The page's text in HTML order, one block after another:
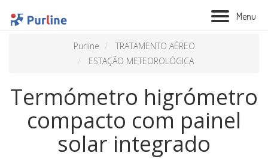
Menu
Purline
TRATAMENTO AÉREO
ESTAÇÃO METEOROLÓGICA
Termómetro higrómetro
compacto com painel
solar integrado